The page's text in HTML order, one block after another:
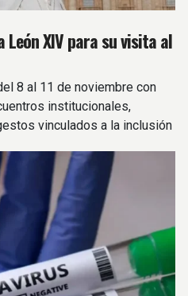
XIV para su visita al
8 al 11 de noviembre con
institucionales,
vinculados a la inclusión